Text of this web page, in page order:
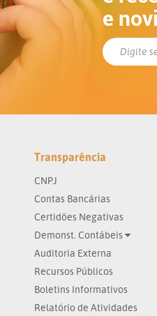
e
Transparência
CNPJ
Contas Bancárias
Certidões Negativas
Demonst. Contábeis
Auditoria Externa
Recursos Públicos
Boletins Informativos
Relatório de Atividades